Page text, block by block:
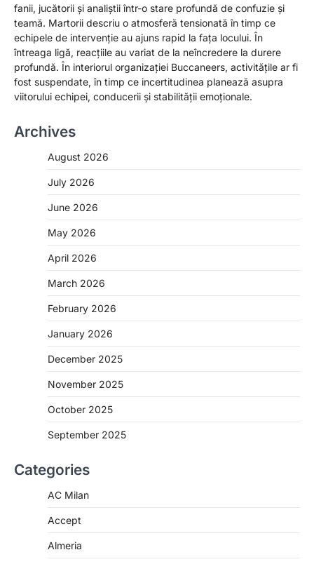
fanii, jucătorii și analiștii într-o stare profundă de confuzie și
teamă. Martorii descriu o atmosferă tensionată în timp ce
echipele de intervenție au ajuns rapid la fața locului. În
întreaga ligă, reacțiile au variat de la neîncredere la durere
profundă. În interiorul organizației Buccaneers, activitățile ar fi
fost suspendate, în timp ce incertitudinea planează asupra
viitorului echipei, conducerii și stabilității emoționale.
Archives
August 2026
July 2026
June 2026
May 2026
April 2026
March 2026
February 2026
January 2026
December 2025
November 2025
October 2025
September 2025
Categories
AC Milan
Accept
Almeria